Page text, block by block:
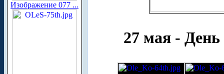
Изображение 077 ...
27 мая - День